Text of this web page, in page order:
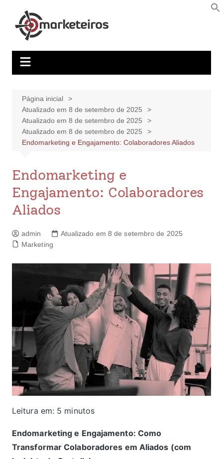
Página inicial
Atualizado em 8 de setembro de 2025
Atualizado em 8 de setembro de 2025
Atualizado em 8 de setembro de 2025
Endomarketing e Engajamento: Colaboradores Aliados
Endomarketing e
Engajamento: Colaboradores
Aliados
admin
Atualizado em 8 de setembro de 2025
Marketing
Leitura em: 5 minutos
Endomarketing e Engajamento: Como
Transformar Colaboradores em Aliados (com